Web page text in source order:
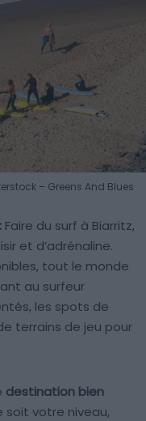
– Greens And Blues
Faire du surf à Biarritz,
et d’adrénaline.
tout le monde
au surfeur
les spots de
terrains de jeu pour
destination bien
soit votre niveau,